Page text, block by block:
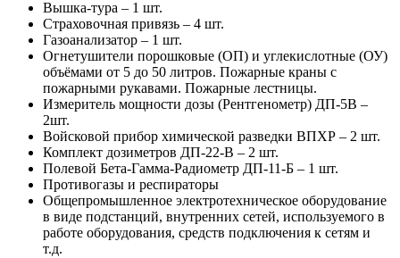
Вышка-тура – 1 шт.
Страховочная привязь – 4 шт.
Газоанализатор – 1 шт.
Огнетушители порошковые (ОП) и углекислотные (ОУ)
объёмами от 5 до 50 литров. Пожарные краны с
пожарными рукавами. Пожарные лестницы.
Измеритель мощности дозы (Рентгенометр) ДП-5В –
2шт.
Войсковой прибор химической разведки ВПХР – 2 шт.
Комплект дозиметров ДП-22-В – 2 шт.
Полевой Бета-Гамма-Радиометр ДП-11-Б – 1 шт.
Противогазы и респираторы
Общепромышленное электротехническое оборудование
в виде подстанций, внутренних сетей, используемого в
работе оборудования, средств подключения к сетям и
т.д.